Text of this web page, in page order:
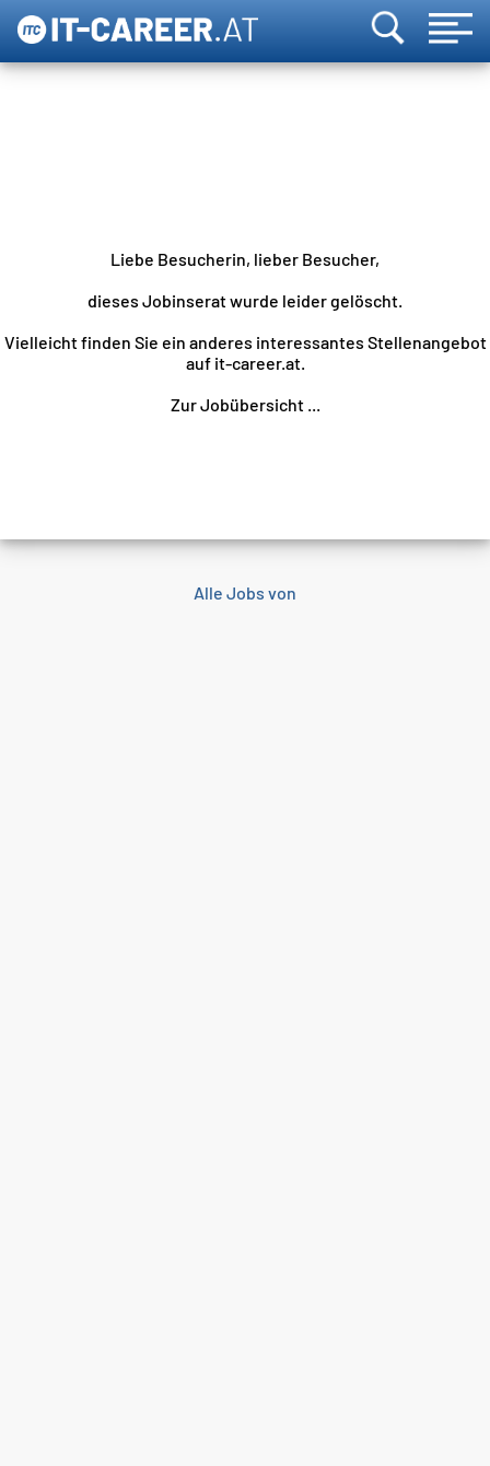
Liebe Besucherin, lieber Besucher,
dieses Jobinserat wurde leider gelöscht.
Vielleicht finden Sie ein anderes interessantes Stellenangebot
auf it-career.at.
Zur Jobübersicht ...
Alle Jobs von